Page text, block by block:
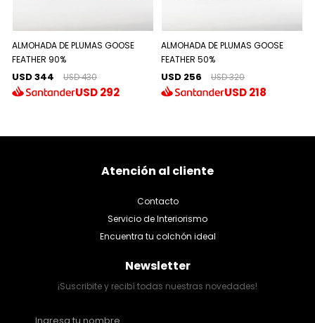
ALMOHADA DE PLUMAS GOOSE
FEATHER 90%
USD 344 USD 430
USD292
ALMOHADA DE PLUMAS GOOSE
FEATHER 50%
USD 256 USD 320
USD218
Atención al cliente
Contacto
Servicio de Interiorismo
Encuentra tu colchón ideal
Newsletter
¡Suscribite y recibí todas nuestras novedades!